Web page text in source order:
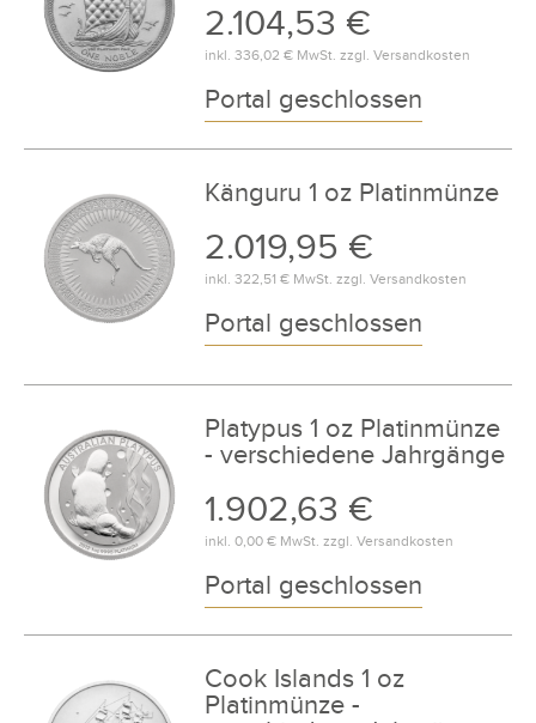
2.104,53 €
inkl. 336,02 €MwSt. zzgl. Versandkosten
Portal geschlossen
Känguru 1 oz Platinmünze
2.019,95 €
inkl. 322,51 €MwSt. zzgl. Versandkosten
Portal geschlossen
Platypus 1 oz Platinmünze
- verschiedene Jahrgänge
1.902,63 €
inkl. 0,00 €MwSt. zzgl. Versandkosten
Portal geschlossen
Cook Islands 1 oz
Platinmünze -